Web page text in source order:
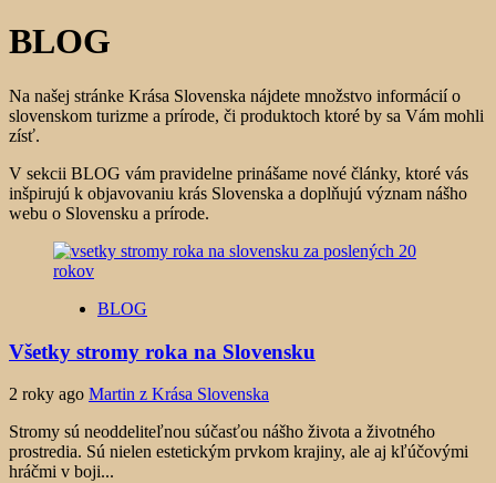
BLOG
Na našej stránke Krása Slovenska nájdete množstvo informácií o
slovenskom turizme a prírode, či produktoch ktoré by sa Vám mohli
zísť.
V sekcii BLOG vám pravidelne prinášame nové články, ktoré vás
inšpirujú k objavovaniu krás Slovenska a doplňujú význam nášho
webu o Slovensku a prírode.
BLOG
Všetky stromy roka na Slovensku
2 roky ago Martin z Krása Slovenska
Stromy sú neoddeliteľnou súčasťou nášho života a životného
prostredia. Sú nielen estetickým prvkom krajiny, ale aj kľúčovými
hráčmi v boji...